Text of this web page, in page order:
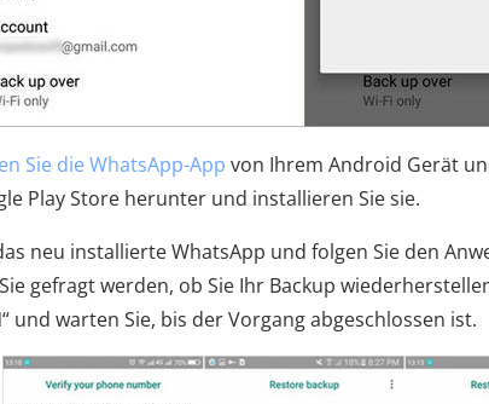
Sie die WhatsApp-App von Ihrem Android Gerät
Play Store herunter und installieren Sie sie.
neu installierte WhatsApp und folgen Sie den
gefragt werden, ob Sie Ihr Backup
und warten Sie, bis der Vorgang abgeschlossen ist.